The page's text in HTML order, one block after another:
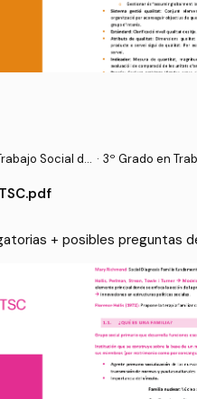
Social de · 3º Grado en
+ posibles preguntas